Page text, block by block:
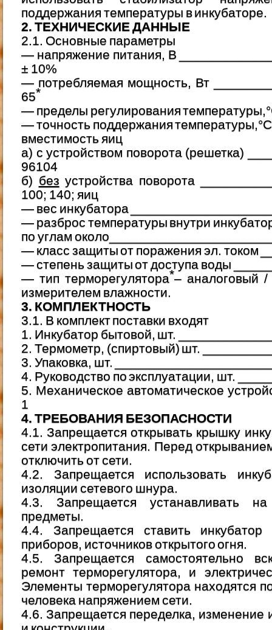
поддержания температуры в инкубаторе.
2. ТЕХНИЧЕСКИЕ ДАННЫЕ
2.1. Основные параметры
— напряжение питания, В
± 10%
— потребляемая мощность, Вт
65*
— пределы регулирования
— точность поддержания
вместимость яиц
а) с устройством поворота (решетка)
96104
б) без устройства поворота
100; 140; яиц
— вес инкубатора
— разброс температуры внутри
по углам
— класс защиты от поражения эл. током
— степень защиты от доступа воды
— тип терморегулятора*– аналоговый
измерителем влажности.
3. КОМПЛЕКТНОСТЬ
3.1. В комплект поставки входят
1. Инкубатор бытовой, шт.
2. Термометр, (спиртовый) шт.
3. Упаковка, шт.
4. Руководство по эксплуатации, шт.
5. Механическое автоматическое
1
4. ТРЕБОВАНИЯ БЕЗОПАСНОСТИ
4.1. Запрещается открывать крышку
сети электропитания. Перед
отключить от сети.
4.2. Запрещается использовать
изоляции сетевого шнура.
4.3. Запрещается устанавливать на
предметы.
4.4. Запрещается ставить инкубатор
приборов, источников открытого огня.
4.5. Запрещается самостоятельно
ремонт терморегулятора, и
Элементы терморегулятора находятся
человека напряжением сети.
4.6. Запрещается переделка, изменение